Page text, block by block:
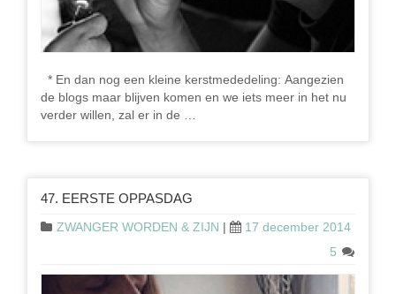
* En dan nog een kleine kerstmededeling: Aangezien
de blogs maar blijven komen en we iets meer in het nu
verder willen, zal er in de …
47. EERSTE OPPASDAG
ZWANGER WORDEN & ZIJN |
17 december 2014
5